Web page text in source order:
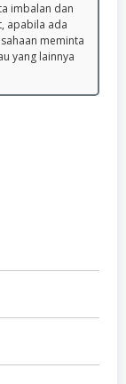
imbalan dan
apabila ada
meminta
yang lainnya